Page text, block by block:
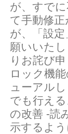
が、すで
て手動修
が、「設
願いいた
りお詫び
ロック機
ューアル
でも行え
の改善 -読
示するよ